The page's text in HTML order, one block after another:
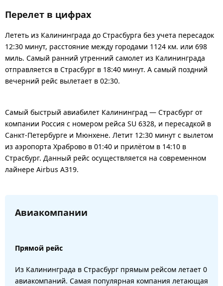
Перелет в цифрах
Лететь из Калининграда до Страсбурга без учета пересадок
12:30 минут, расстояние между городами 1124 км. или 698
миль. Самый ранний утренний самолет из Калининграда
отправляется в Страсбург в 18:40 минут. А самый поздний
вечерний рейс вылетает в 02:30.
Самый быстрый авиабилет Калининград — Страсбург от
компании Россия с номером рейса SU 6328, и пересадкой в
Санкт-Петербурге и Мюнхене. Летит 12:30 минут с вылетом
из аэропорта Храброво в 01:40 и прилётом в 14:10 в
Страсбург. Данный рейс осуществляется на современном
лайнере Airbus A319.
Авиакомпании
Прямой рейс
Из Калининграда в Страсбург прямым рейсом летает 0
авиакомпаний. Самая популярная компания летающая